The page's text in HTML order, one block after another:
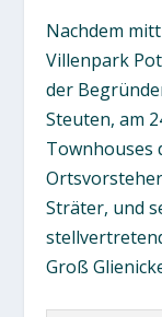
Nachdem
Villenpark
der
Steuten, am
Townhouses
Sträter, und
Groß